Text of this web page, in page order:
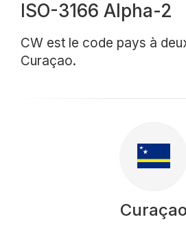
ISO-3166 Alpha-2
CW est le code pays à
Curaçao.
Curaçao